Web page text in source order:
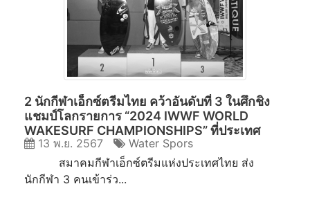
2 นักกีฬาเอ็กซ์ตรีมไทย คว้าอันดับที่ 3 ในศึกชิง
แชมป์โลกรายการ “2024 IWWF WORLD
WAKESURF CHAMPIONSHIPS” ที่ประเทศ
ฮ่องกง
13 พ.ย. 2567
Water Spors
สมาคมกีฬาเอ็กซ์ตรีมแห่งประเทศไทย ส่ง
นักกีฬา 3 คนเข้าร่ว...